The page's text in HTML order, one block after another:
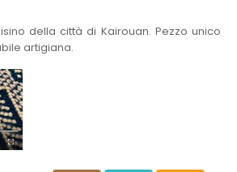
della città di Kairouan. Pezzo unico
artigiana.